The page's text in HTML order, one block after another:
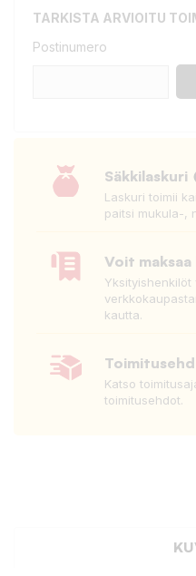
TARKISTA ARVIOITU
Postinumero
Säkkilaskuri
Laskuri toimii
paitsi mukula-,
Voit maksaa
kautta.
Katso
toimitusehdot.